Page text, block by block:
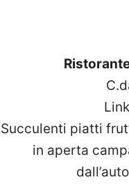
Succulenti piatti
in aperta